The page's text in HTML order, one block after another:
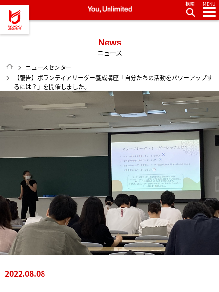
龍谷大学 You, Unlimited
MENU
News
ニュース
HOME
ニュースセンター
【報告】ボランティアリーダー養成講座「自分たちの活動をパワーアップす
るには？」を開催しました。
2022.08.08